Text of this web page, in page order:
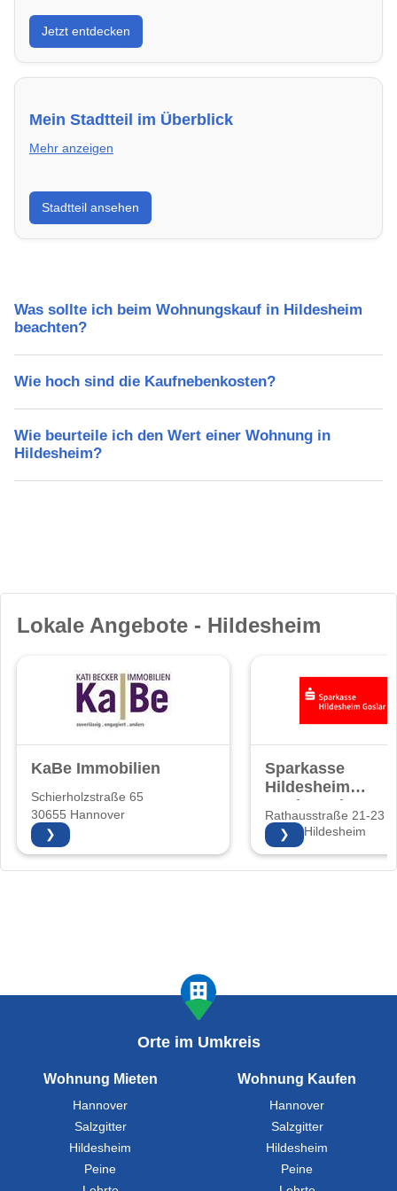
Entdecke Neubauprojekte in Hildesheim – modern,
energieeffizient und sofort bezugsfertig.
Jetzt entdecken
Mein Stadtteil im Überblick
Mehr anzeigen
Erfahre mehr über deinen Stadtteil in Hildesheim:
Lebensqualität, Verkehrsanbindung, Schulen,
Freizeitmöglichkeiten und Mietpreise.
Stadtteil ansehen
Was sollte ich beim Wohnungskauf in Hildesheim
beachten?
Wie hoch sind die Kaufnebenkosten?
Wie beurteile ich den Wert einer Wohnung in
Hildesheim?
Lokale Angebote - Hildesheim
KaBe Immobilien
Schierholzstraße 65
30655 Hannover
❯
Sparkasse
Hildesheim
Goslar Peine
Rathausstraße 21-23
31134 Hildesheim
❯
Orte im Umkreis
Wohnung Mieten
Hannover
Salzgitter
Hildesheim
Peine
Wohnung Kaufen
Hannover
Salzgitter
Hildesheim
Peine